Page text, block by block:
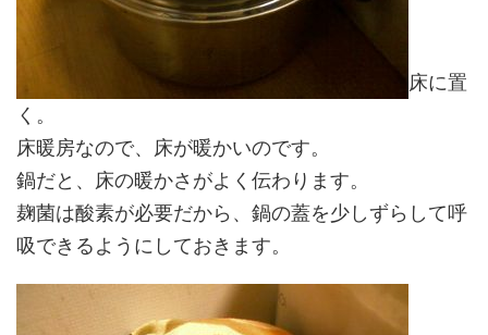
床に置
く。
床暖房なので、床が暖かいのです。
鍋だと、床の暖かさがよく伝わります。
麹菌は酸素が必要だから、鍋の蓋を少しずらして呼
吸できるようにしておきます。